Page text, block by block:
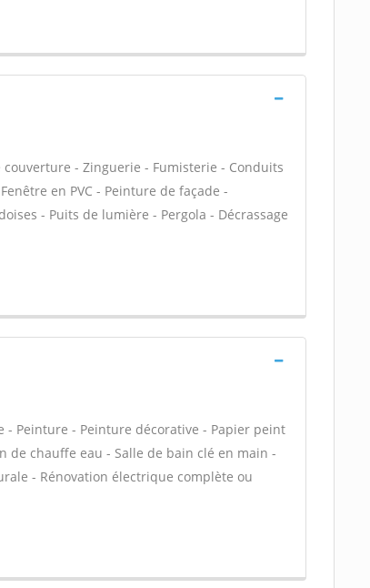
- Zinguerie - Fumisterie - Conduits
en PVC - Peinture de façade -
- Puits de lumière - Pergola - Décrassage
- Peinture - Peinture décorative - Papier peint
de chauffe eau - Salle de bain clé en main -
- Rénovation électrique complète ou